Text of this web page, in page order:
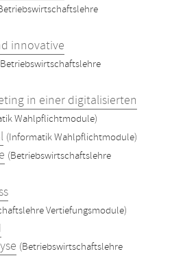
innovative
in einer digitalisierten
Wahlpflichtmodule)
(Informatik Wahlpflichtmodule)
(Betriebswirtschaftslehre
Vertiefungsmodule)
(Betriebswirtschaftslehre